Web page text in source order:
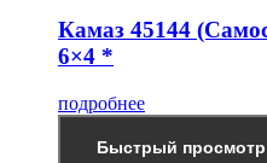
Камаз 45144
6×4 *
подробнее
Быстрый просмотр